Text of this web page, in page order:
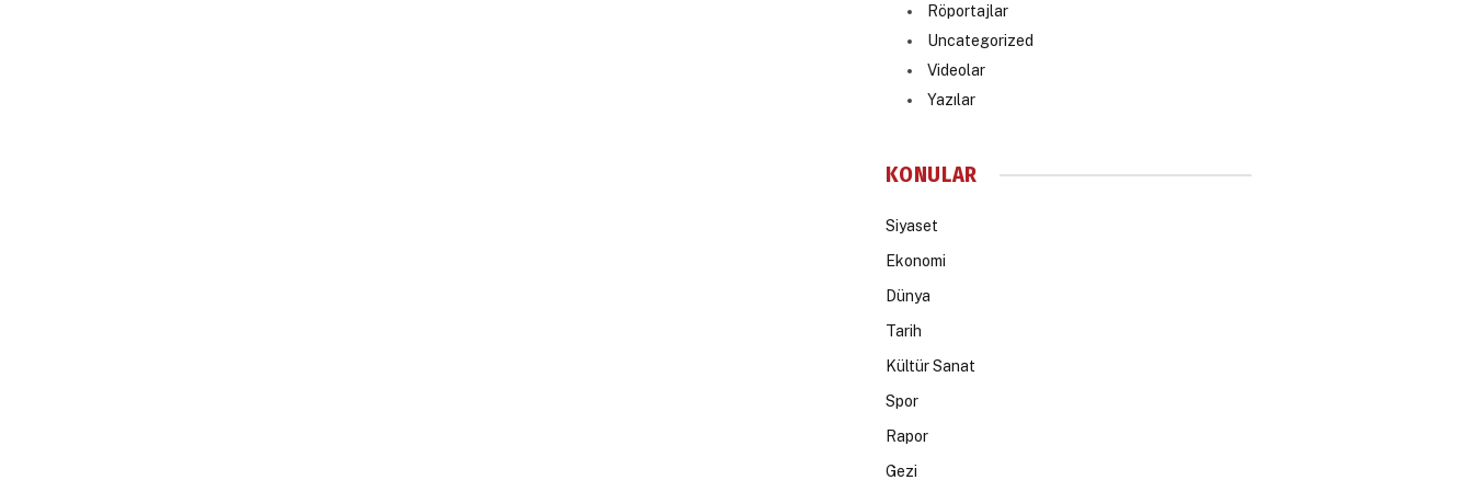
Röportajlar
Uncategorized
Videolar
Yazılar
KONULAR
Siyaset
Ekonomi
Dünya
Tarih
Kültür Sanat
Spor
Rapor
Gezi